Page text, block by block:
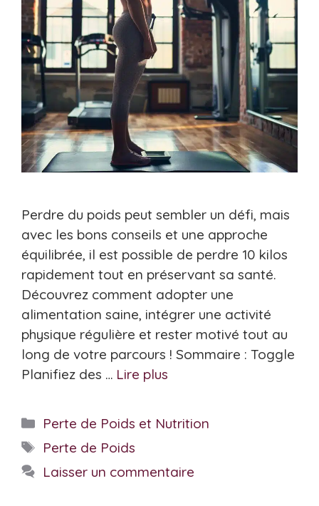
Perdre du poids peut sembler un défi, mais
avec les bons conseils et une approche
équilibrée, il est possible de perdre 10 kilos
rapidement tout en préservant sa santé.
Découvrez comment adopter une
alimentation saine, intégrer une activité
physique régulière et rester motivé tout au
long de votre parcours ! Sommaire : Toggle
Planifiez des … Lire plus
Catégories
Perte de Poids et Nutrition
Étiquettes
Perte de Poids
Laisser un commentaire